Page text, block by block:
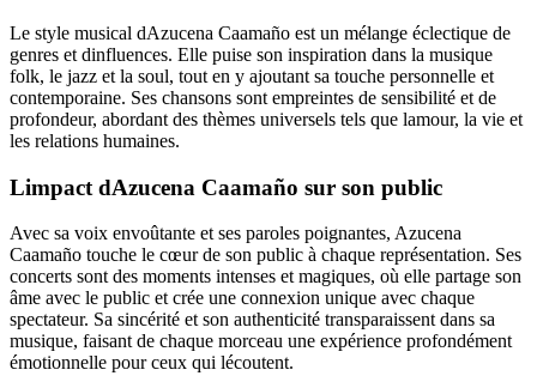
Le style musical dAzucena Caamaño est un mélange éclectique de
genres et dinfluences. Elle puise son inspiration dans la musique
folk, le jazz et la soul, tout en y ajoutant sa touche personnelle et
contemporaine. Ses chansons sont empreintes de sensibilité et de
profondeur, abordant des thèmes universels tels que lamour, la vie et
les relations humaines.
Limpact dAzucena Caamaño sur son public
Avec sa voix envoûtante et ses paroles poignantes, Azucena
Caamaño touche le cœur de son public à chaque représentation. Ses
concerts sont des moments intenses et magiques, où elle partage son
âme avec le public et crée une connexion unique avec chaque
spectateur. Sa sincérité et son authenticité transparaissent dans sa
musique, faisant de chaque morceau une expérience profondément
émotionnelle pour ceux qui lécoutent.